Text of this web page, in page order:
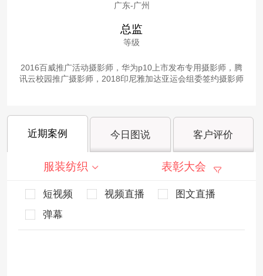
广东-广州
总监
等级
2016百威推广活动摄影师，华为p10上市发布专用摄影师，腾
讯云校园推广摄影师，2018印尼雅加达亚运会组委签约摄影师
近期案例 今日图说 客户评价
服装纺织 表彰大会
短视频 视频直播
图文直播
弹幕